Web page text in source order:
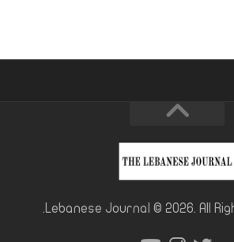
Lebanese Journal © 2026. All